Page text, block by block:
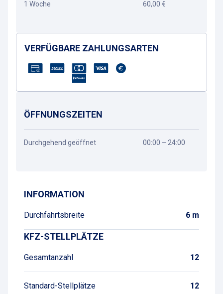
1 Woche 60,00 €
VERFÜGBARE ZAHLUNGSARTEN
ÖFFNUNGSZEITEN
Durchgehend geöffnet 00:00 – 24:00
INFORMATION
Durchfahrtsbreite 6 m
KFZ-STELLPLÄTZE
Gesamtanzahl 12
Standard-Stellplätze 12